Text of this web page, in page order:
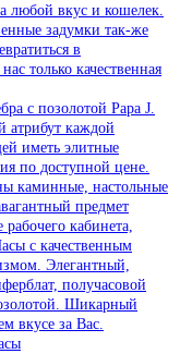
любой вкус и кошелек.
задумки так-же
в
только качественная
с позолотой Papa J.
атрибут каждой
иметь элитные
по доступной цене.
каминные, настольные
предмет
кабинета,
с качественным
Элегантный,
получасовой
Шикарный
вкусе за Вас.